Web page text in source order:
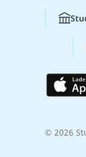
© 2026